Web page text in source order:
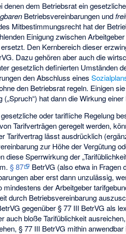
denen dem Betriebsrat ein
Betriebsvereinbarungen und
Mitbestimmungsrecht hat der
Einigung zwischen
Den Kernbereich dieser
Dazu gehören aber auch die
gesetzlich definierten Umständen
den Abschluss eines
den Betriebsrat regeln. Einigen
hat dann die Wirkung
oder tarifliche Regelung
Tarifverträgen geregelt werden,
Tarifvertrag lässt ausdrücklich
zur Höhe der Vergütung
diese Sperrwirkung der
§ 87
BetrVG (also etwa in Fragen
aber erst dann unzulässig,
der Arbeitgeber
durch Betriebsvereinbarung
gegenüber § 77 III BetrVG als
auch bloße Tarifüblichkeit
§ 77 III BetrVG mithin anwendbar